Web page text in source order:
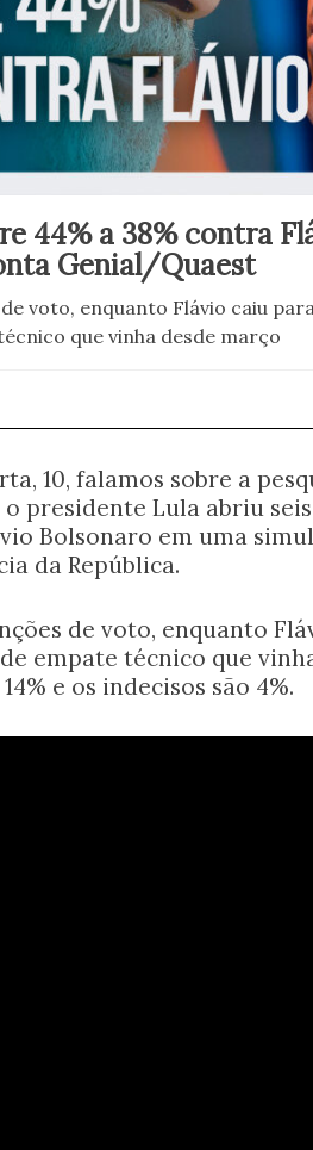
44% a 38% contra
Genial/Quaest
voto, enquanto Flávio caiu
que vinha desde março
10, falamos sobre a
presidente Lula abriu
Bolsonaro em uma
da República.
de voto, enquanto
empate técnico que
e os indecisos são 4%.